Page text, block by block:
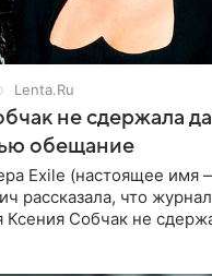
Lenta.Ru
не сдержала
обещание
Exile (настоящее имя
рассказала, что
Ксения Собчак не